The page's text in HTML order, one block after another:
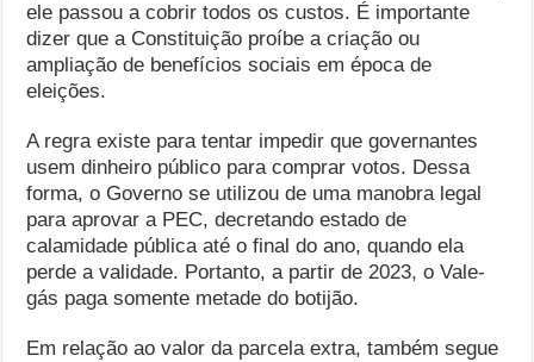
ele passou a cobrir todos os custos. É importante
dizer que a Constituição proíbe a criação ou
ampliação de benefícios sociais em época de
eleições.
A regra existe para tentar impedir que governantes
usem dinheiro público para comprar votos. Dessa
forma, o Governo se utilizou de uma manobra legal
para aprovar a PEC, decretando estado de
calamidade pública até o final do ano, quando ela
perde a validade. Portanto, a partir de 2023, o Vale-
gás paga somente metade do botijão.
Em relação ao valor da parcela extra, também segue